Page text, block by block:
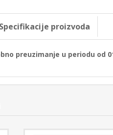
Specifikacije proizvoda
preuzimanje u periodu od